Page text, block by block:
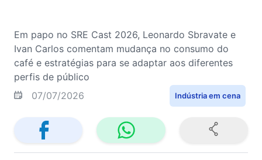
Em papo no SRE Cast 2026, Leonardo Sbravate e
Ivan Carlos comentam mudança no consumo do
café e estratégias para se adaptar aos diferentes
perfis de público
07/07/2026
Indústria em cena